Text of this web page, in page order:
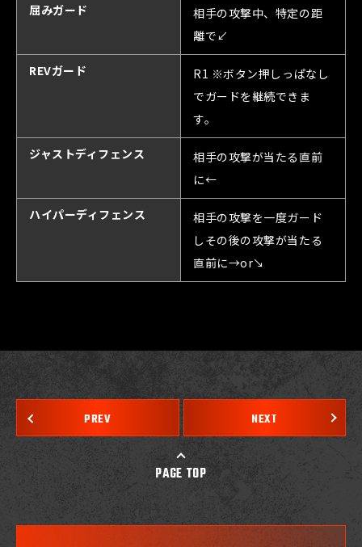
屈みガード
相手の攻撃中、特定の距
離で↙
REVガード
R1 ※ボタン押しっぱなし
でガードを継続できま
す。
ジャストディフェンス
相手の攻撃が当たる直前
に←
ハイパーディフェンス
相手の攻撃を一度ガード
しその後の攻撃が当たる
直前に→or↘
PREV NEXT
PAGE TOP